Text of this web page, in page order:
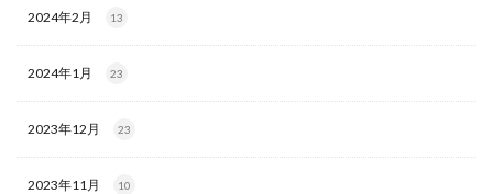
2024年2月 13
2024年1月 23
2023年12月 23
2023年11月 10